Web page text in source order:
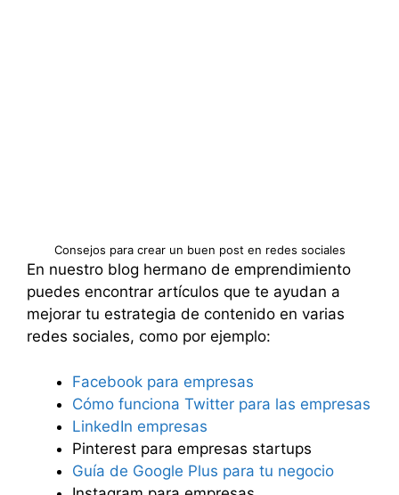
Consejos para crear un buen post en redes sociales
En nuestro blog hermano de emprendimiento
puedes encontrar artículos que te ayudan a
mejorar tu estrategia de contenido en varias
redes sociales, como por ejemplo:
Facebook para empresas
Cómo funciona Twitter para las empresas
LinkedIn empresas
Pinterest para empresas startups
Guía de Google Plus para tu negocio